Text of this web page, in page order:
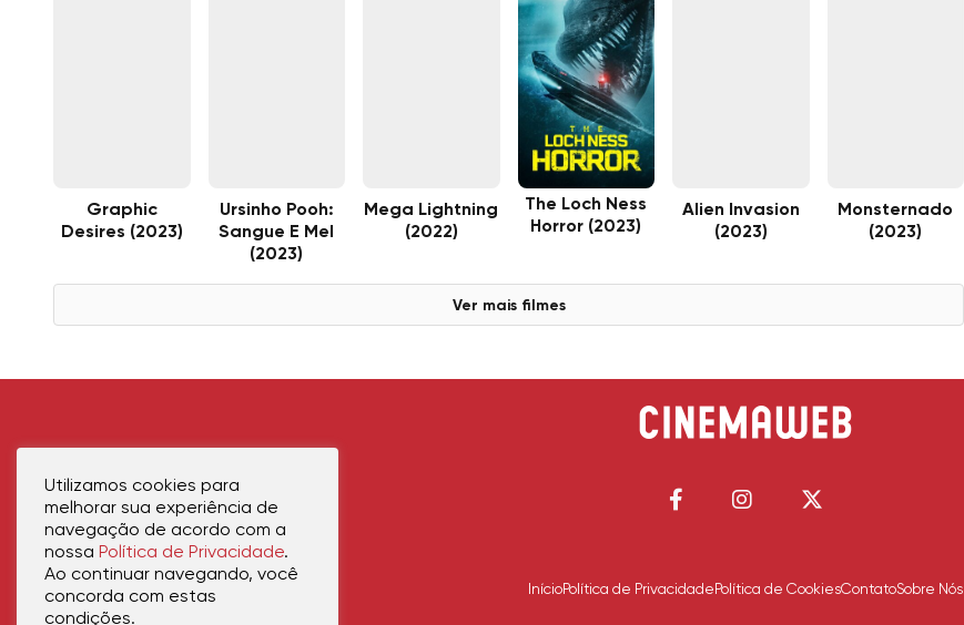
Graphic
Desires (2023)
Ursinho Pooh:
Sangue E Mel
(2023)
Mega Lightning
(2022)
The Loch Ness
Horror (2023)
Alien Invasion
(2023)
Monsternado
(2023)
Ver mais filmes
InícioPolítica de Privacidade Política de CookiesContatoSobre Nós
Utilizamos cookies para
melhorar sua experiência de
navegação de acordo com a
nossa Política de Privacidade.
Ao continuar navegando, você
concorda com estas
condições.